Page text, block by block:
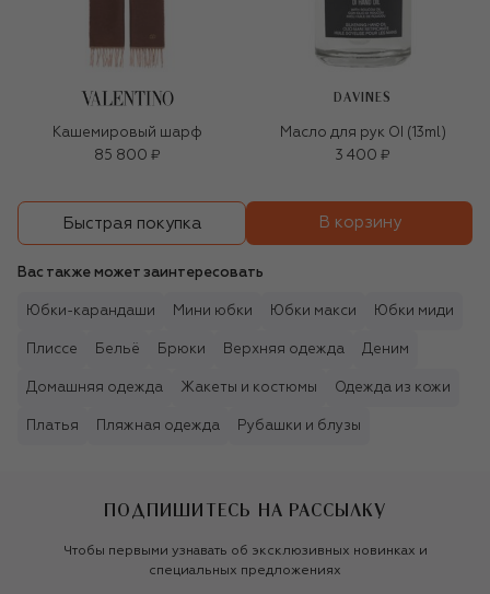
Кашемировый шарф
85 800 ₽
DAVINES
Масло для рук OI (13ml)
3 400 ₽
Быстрая покупка В корзину
Вас также может заинтересовать
Юбки-карандаши Мини юбки Юбки макси Юбки миди
Плиссе Бельё Брюки Верхняя одежда Деним
Домашняя одежда Жакеты и костюмы Одежда из кожи
Платья Пляжная одежда Рубашки и блузы
ПОДПИШИТЕСЬ НА РАССЫЛКУ
Чтобы первыми узнавать об эксклюзивных новинках и
специальных предложениях